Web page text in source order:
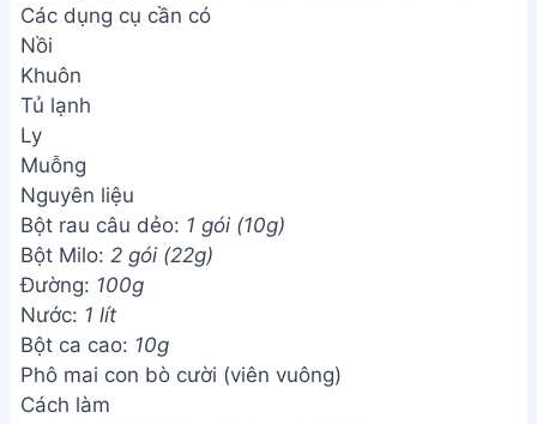
Các dụng cụ cần có
Nồi
Khuôn
Tủ lạnh
Ly
Muỗng
Nguyên liệu
Bột rau câu dẻo: 1 gói (10g)
Bột Milo: 2 gói (22g)
Đường: 100g
Nước: 1 lít
Bột ca cao: 10g
Phô mai con bò cười (viên vuông)
Cách làm